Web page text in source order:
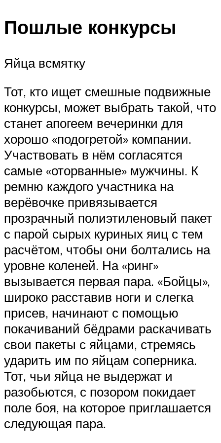
Пошлые конкурсы
Яйца всмятку
Тот, кто ищет смешные подвижные
конкурсы, может выбрать такой, что
станет апогеем вечеринки для
хорошо «подогретой» компании.
Участвовать в нём согласятся
самые «оторванные» мужчины. К
ремню каждого участника на
верёвочке привязывается
прозрачный полиэтиленовый пакет
с парой сырых куриных яиц с тем
расчётом, чтобы они болтались на
уровне коленей. На «ринг»
вызывается первая пара. «Бойцы»,
широко расставив ноги и слегка
присев, начинают с помощью
покачиваний бёдрами раскачивать
свои пакеты с яйцами, стремясь
ударить им по яйцам соперника.
Тот, чьи яйца не выдержат и
разобьются, с позором покидает
поле боя, на которое приглашается
следующая пара.